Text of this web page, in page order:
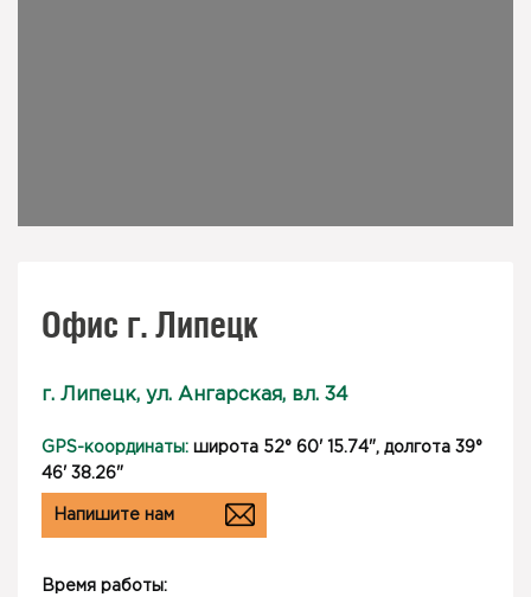
Офис г. Липецк
г. Липецк, ул. Ангарская, вл. 34
GPS-координаты: широта 52° 60' 15.74", долгота 39°
46' 38.26"
Напишите нам
Время работы: